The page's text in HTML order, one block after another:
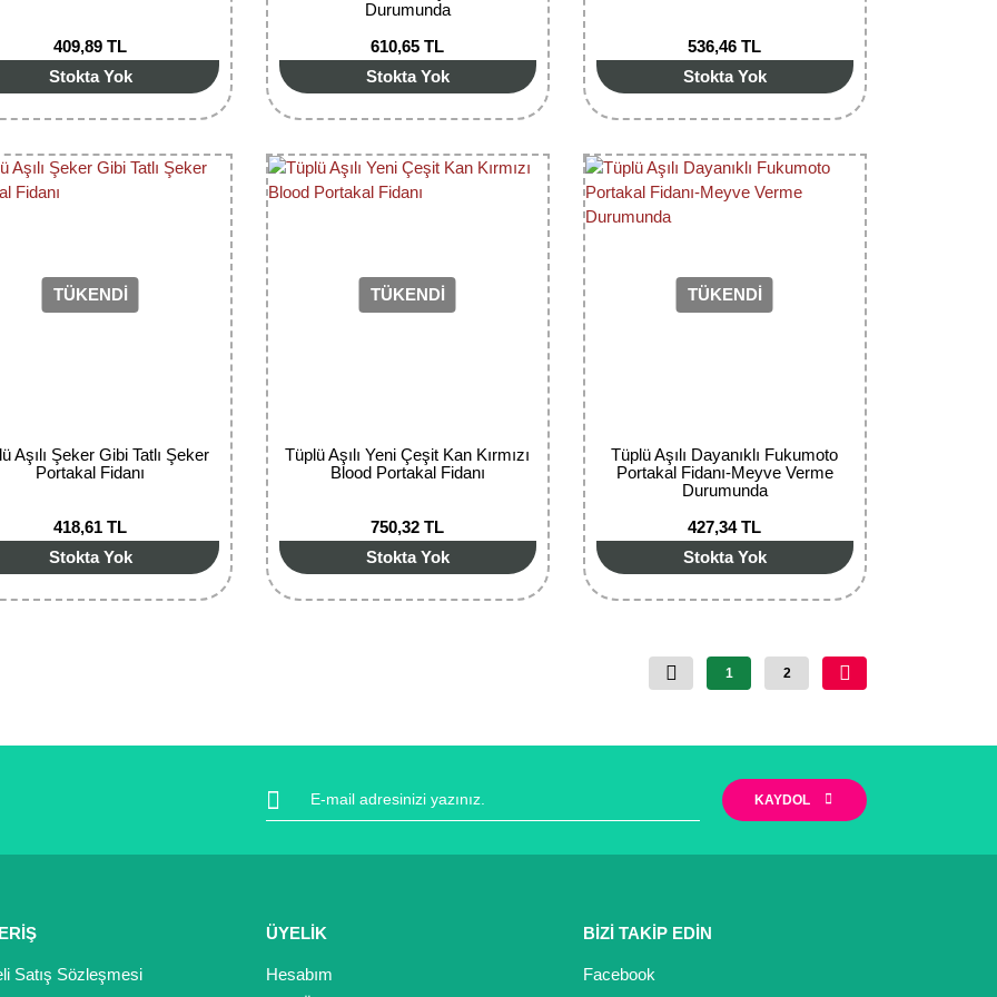
409,89 TL
Stokta Yok
Durumunda
610,65 TL
Stokta Yok
536,46 TL
Stokta Yok
TÜKENDİ
Aşılı Şeker Gibi Tatlı Şeker
Portakal Fidanı
418,61 TL
Stokta Yok
TÜKENDİ
Tüplü Aşılı Yeni Çeşit Kan Kırmızı
Blood Portakal Fidanı
750,32 TL
Stokta Yok
TÜKENDİ
Tüplü Aşılı Dayanıklı Fukumoto
Portakal Fidanı-Meyve Verme
Durumunda
427,34 TL
Stokta Yok
1 2
KAYDOL
Satış Sözleşmesi
ÜYELİK
Hesabım
BİZİ TAKİP EDİN
Facebook